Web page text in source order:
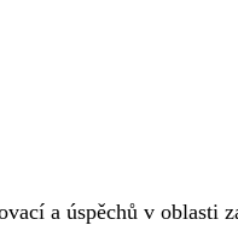
a úspěchů v oblasti